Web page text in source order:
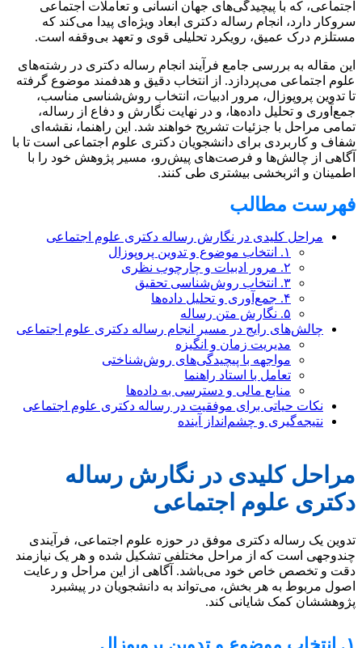
اجتماعی، که با پیچیدگی‌های جهان انسانی و تعاملات اجتماعی
سروکار دارد، انجام رساله دکتری ابعاد ویژه‌ای پیدا می‌کند که
مستلزم درک عمیق، رویکرد تحلیلی قوی و تعهد بی‌وقفه است.
این مقاله به بررسی جامع فرآیند انجام رساله دکتری در رشته‌های
علوم اجتماعی می‌پردازد. از انتخاب دقیق و هدفمند موضوع گرفته
تا تدوین پروپوزال، مرور ادبیات، انتخاب روش‌شناسی مناسب،
جمع‌آوری و تحلیل داده‌ها، و در نهایت نگارش و دفاع از رساله،
تمامی مراحل با جزئیات تشریح خواهند شد. این راهنما، نقشه‌ای
شفاف و کاربردی برای دانشجویان دکتری علوم اجتماعی است تا با
آگاهی از چالش‌ها و فرصت‌های پیش‌رو، مسیر پژوهش خود را با
اطمینان و اثربخشی بیشتری طی کنند.
فهرست مطالب
مراحل کلیدی در نگارش رساله دکتری علوم اجتماعی
۱. انتخاب موضوع و تدوین پروپوزال
۲. مرور ادبیات و چارچوب نظری
۳. انتخاب روش‌شناسی تحقیق
۴. جمع‌آوری و تحلیل داده‌ها
۵. نگارش متن رساله
چالش‌های رایج در مسیر انجام رساله دکتری علوم اجتماعی
مدیریت زمان و انگیزه
مواجهه با پیچیدگی‌های روش‌شناختی
تعامل با استاد راهنما
منابع مالی و دسترسی به داده‌ها
نکات حیاتی برای موفقیت در رساله دکتری علوم اجتماعی
نتیجه‌گیری و چشم‌انداز آینده
مراحل کلیدی در نگارش رساله
دکتری علوم اجتماعی
تدوین یک رساله دکتری موفق در حوزه علوم اجتماعی، فرآیندی
چندوجهی است که از مراحل مختلفی تشکیل شده و هر یک نیازمند
دقت و تخصص خاص خود می‌باشد. آگاهی از این مراحل و رعایت
اصول مربوط به هر بخش، می‌تواند به دانشجویان در پیشبرد
پژوهششان کمک شایانی کند.